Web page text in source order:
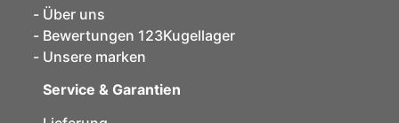
Über uns
Bewertungen 123Kugellager
Unsere marken
Service & Garantien